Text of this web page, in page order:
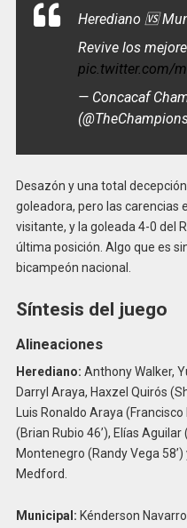
Herediano 🆚
Revive los
pic.twitter.com/
— Concacaf
Desazón y una total
goleadora, pero las carencias
visitante, y la goleada 4-0 del
última posición. Algo que es
bicampeón nacional.
Síntesis del juego
Alineaciones
Herediano: Anthony Walker,
Darryl Araya, Haxzel Quirós
Luis Ronaldo Araya
(Brian Rubio 46’), Elías
Montenegro (Randy Vega
Medford.
Municipal: Kénderson